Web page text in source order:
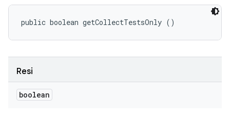
public boolean getCollectTestsOnly ()
Resi
boolean